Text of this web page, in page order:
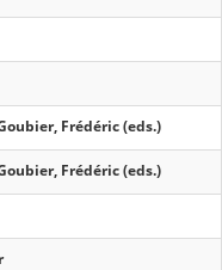
Frédéric (eds.)
Frédéric (eds.)